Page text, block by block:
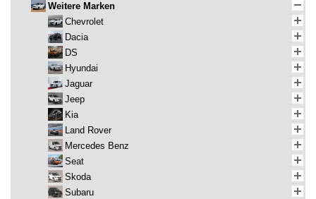
Weitere Marken
Chevrolet
Dacia
DS
Hyundai
Jaguar
Jeep
Kia
Land Rover
Mercedes Benz
Seat
Skoda
Subaru